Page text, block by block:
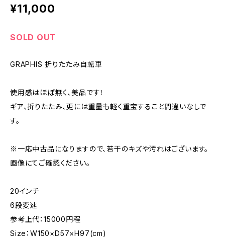
¥11,000
SOLD OUT
GRAPHIS 折りたたみ自転車
使用感はほぼ無く、美品です！
ギア、折りたたみ、更には重量も軽く重宝すること間違いなしで
す。
※一応中古品になりますので、若干のキズや汚れはございます。
画像にてご確認ください。
20インチ
6段変速
参考上代：15000円程
Size：W150×D57×H97(cm)